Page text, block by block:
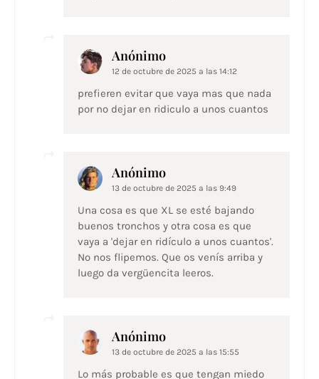
Anónimo
12 de octubre de 2025 a las 14:12
prefieren evitar que vaya mas que nada
por no dejar en ridiculo a unos cuantos
Anónimo
13 de octubre de 2025 a las 9:49
Una cosa es que XL se esté bajando
buenos tronchos y otra cosa es que
vaya a 'dejar en ridículo a unos cuantos'.
No nos flipemos. Que os venís arriba y
luego da vergüencita leeros.
Anónimo
13 de octubre de 2025 a las 15:55
Lo más probable es que tengan miedo